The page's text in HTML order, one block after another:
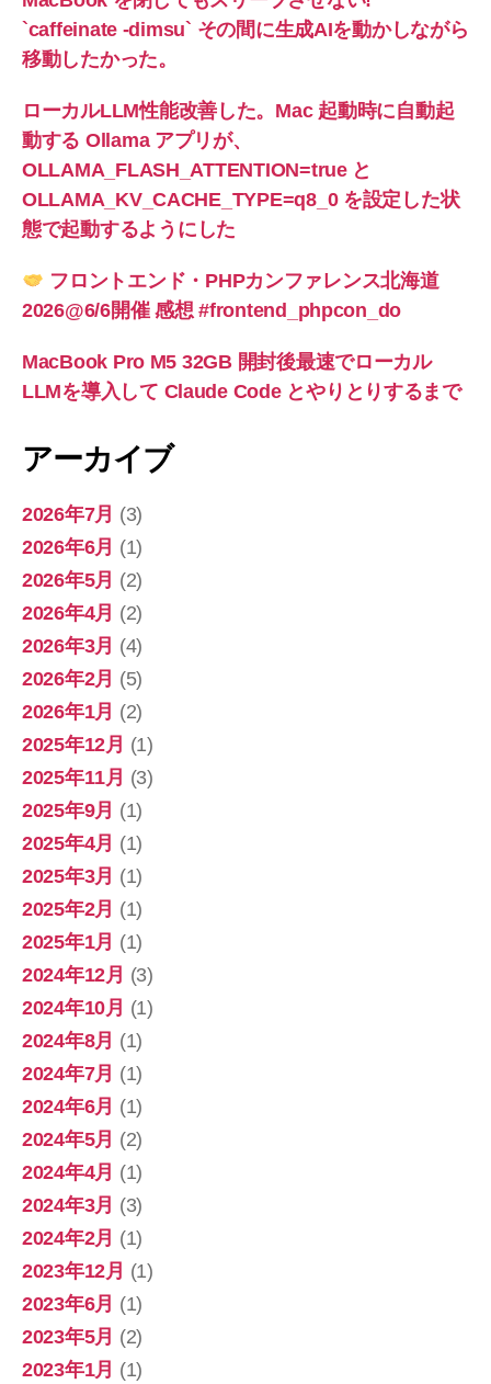
`caffeinate -dimsu` その間に生成AIを動かしながら
移動したかった。
ローカルLLM性能改善した。Mac 起動時に自動起
動する Ollama アプリが、
OLLAMA_FLASH_ATTENTION=true と
OLLAMA_KV_CACHE_TYPE=q8_0 を設定した状
態で起動するようにした
フロントエンド・PHPカンファレンス北海道
2026@6/6開催 感想 #frontend_phpcon_do
MacBook Pro M5 32GB 開封後最速でローカル
LLMを導入して Claude Code とやりとりするまで
アーカイブ
2026年7月 (3)
2026年6月 (1)
2026年5月 (2)
2026年4月 (2)
2026年3月 (4)
2026年2月 (5)
2026年1月 (2)
2025年12月 (1)
2025年11月 (3)
2025年9月 (1)
2025年4月 (1)
2025年3月 (1)
2025年2月 (1)
2025年1月 (1)
2024年12月 (3)
2024年10月 (1)
2024年8月 (1)
2024年7月 (1)
2024年6月 (1)
2024年5月 (2)
2024年4月 (1)
2024年3月 (3)
2024年2月 (1)
2023年12月 (1)
2023年6月 (1)
2023年5月 (2)
2023年1月 (1)